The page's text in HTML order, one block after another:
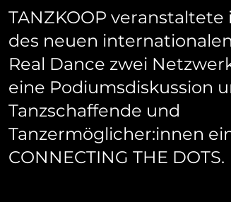
TANZKOOP veranstaltete
des neuen
Real Dance zwei
eine Podiumsdiskussion
Tanzschaffende und
Tanzermöglicher:innen
CONNECTING THE DOTS.